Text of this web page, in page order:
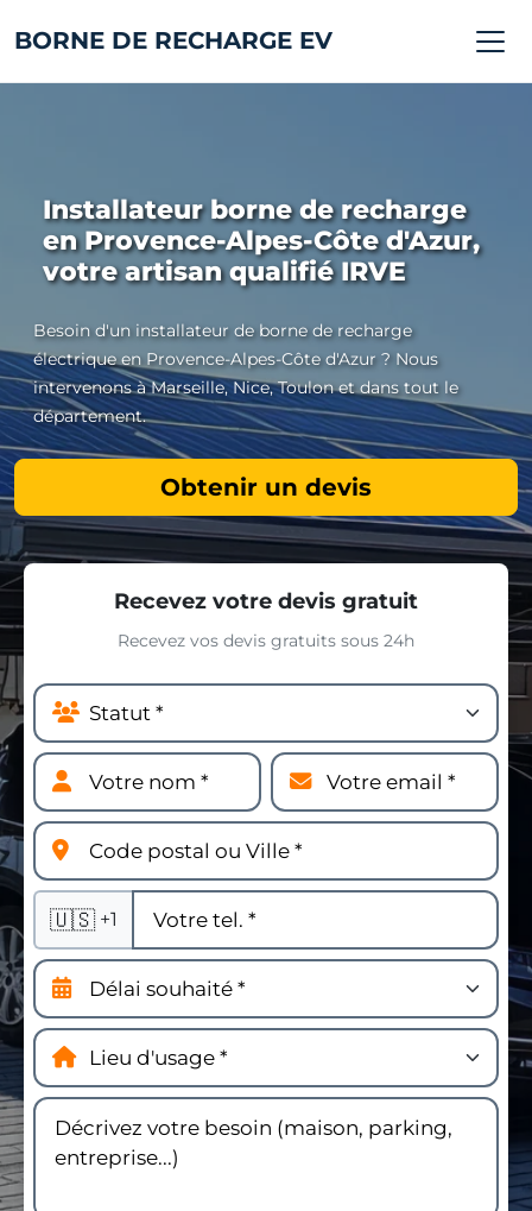
BORNE DE RECHARGE EV
Installateur borne de recharge
en Provence-Alpes-Côte d'Azur,
votre artisan qualifié IRVE
Besoin d'un installateur de borne de recharge
électrique en Provence-Alpes-Côte d'Azur ? Nous
intervenons à Marseille, Nice, Toulon et dans tout le
département.
Obtenir un devis
Recevez votre devis gratuit
Recevez vos devis gratuits sous 24h
🇺🇸 +1